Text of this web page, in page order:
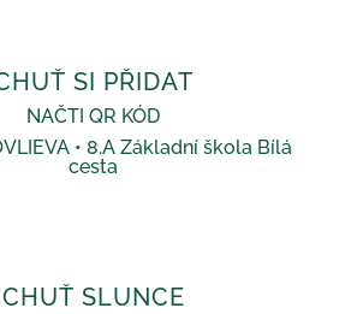
SI PŘIDAT
NAČTI QR KÓD
• 8.A Základní škola Bílá
cesta
CHUŤ SLUNCE